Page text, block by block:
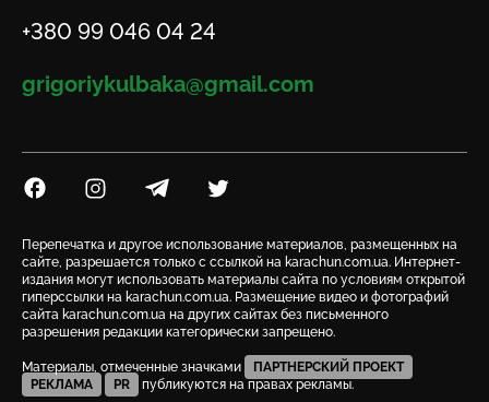
Телефон
+380 99 046 04 24
Email
grigoriykulbaka@gmail.com
Посилання на Facebook
Посилання на Instagram
Посилання на Telegram
Посилання на Twitter
Перепечатка и другое использование материалов, размещенных на
сайте, разрешается только с ссылкой на karachun.com.ua. Интернет-
издания могут использовать материалы сайта по условиям открытой
гиперссылки на karachun.com.ua. Размещение видео и фотографий
сайта karachun.com.ua на других сайтах без письменного
разрешения редакции категорически запрещено.
Материалы, отмеченные значками
ПАРТНЕРСКИЙ ПРОЕКТ
РЕКЛАМА
PR публикуются на правах рекламы.